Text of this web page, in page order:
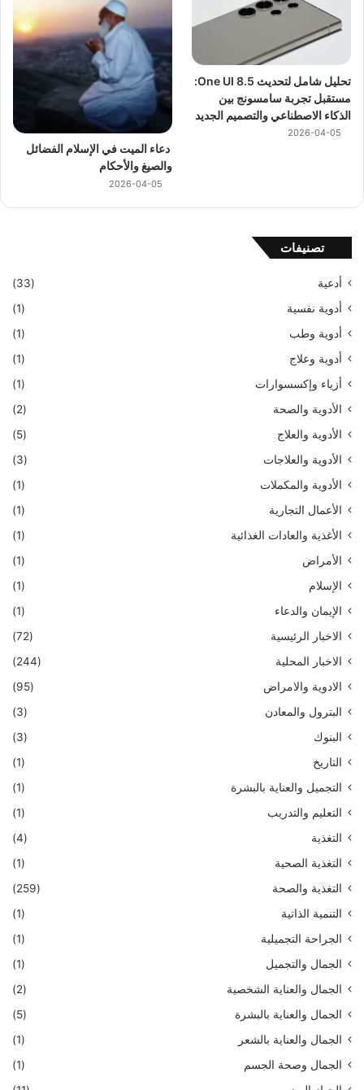
تحليل شامل لتحديث One UI 8.5:
مستقبل تجربة سامسونج بين
الذكاء الاصطناعي والتصميم الجديد
2026-04-05
دعاء الميت في الإسلام الفضائل
والصيغ والأحكام
2026-04-05
تصنيفات
أدعية
(33)
أدوية نفسية
(1)
أدوية وطب
(1)
أدوية وعلاج
(1)
أزياء وإكسسوارات
(1)
الأدوية والصحة
(2)
الأدوية والعلاج
(5)
الأدوية والعلاجات
(3)
الأدوية والمكملات
(1)
الأعمال التجارية
(1)
الأغذية والعادات الغذائية
(1)
الأمراض
(1)
الإسلام
(1)
الإيمان والدعاء
(1)
الاخبار الرئيسية
(72)
الاخبار المحلية
(244)
الادوية والامراض
(95)
البترول والمعادن
(3)
البنوك
(3)
التاريخ
(1)
التجميل والعناية بالبشرة
(1)
التعليم والتدريب
(1)
التغذية
(4)
التغذية الصحية
(1)
التغذية والصحة
(259)
التنمية الذاتية
(1)
الجراحة التجميلية
(1)
الجمال والتجميل
(1)
الجمال والعناية الشخصية
(2)
الجمال والعناية بالبشرة
(5)
الجمال والعناية بالشعر
(1)
الجمال وصحة الجسم
(1)